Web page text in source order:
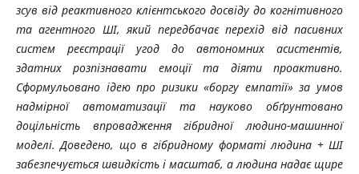
зсув від реактивного клієнтського досвіду до когнітивного
та агентного ШІ, який передбачає перехід від пасивних
систем реєстрації угод до автономних асистентів,
здатних розпізнавати емоції та діяти проактивно.
Сформульовано ідею про ризики «боргу емпатії» за умов
надмірної автоматизації та науково обґрунтовано
доцільність впровадження гібридної людино-машинної
моделі. Доведено, що в гібридному форматі людина + ШІ
забезпечується швидкість і масштаб, а людина надає щире